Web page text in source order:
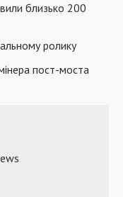
близько 200
ролику
пост-моста